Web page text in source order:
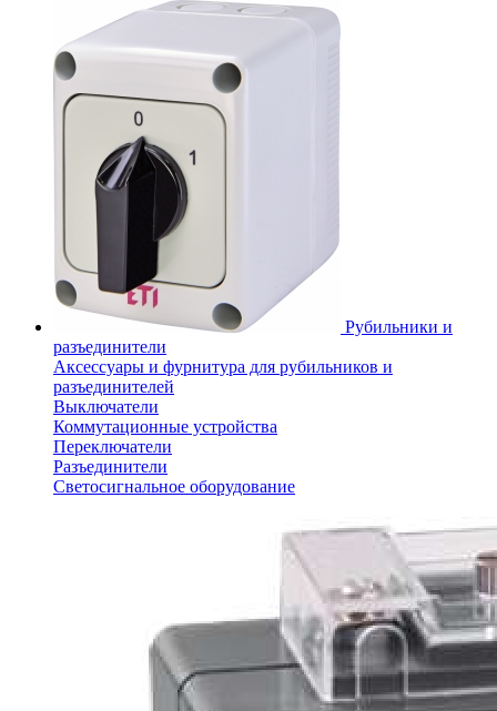
Рубильники и
разъединители
Аксессуары и фурнитура для рубильников и
разъединителей
Выключатели
Коммутационные устройства
Переключатели
Разъединители
Светосигнальное оборудование